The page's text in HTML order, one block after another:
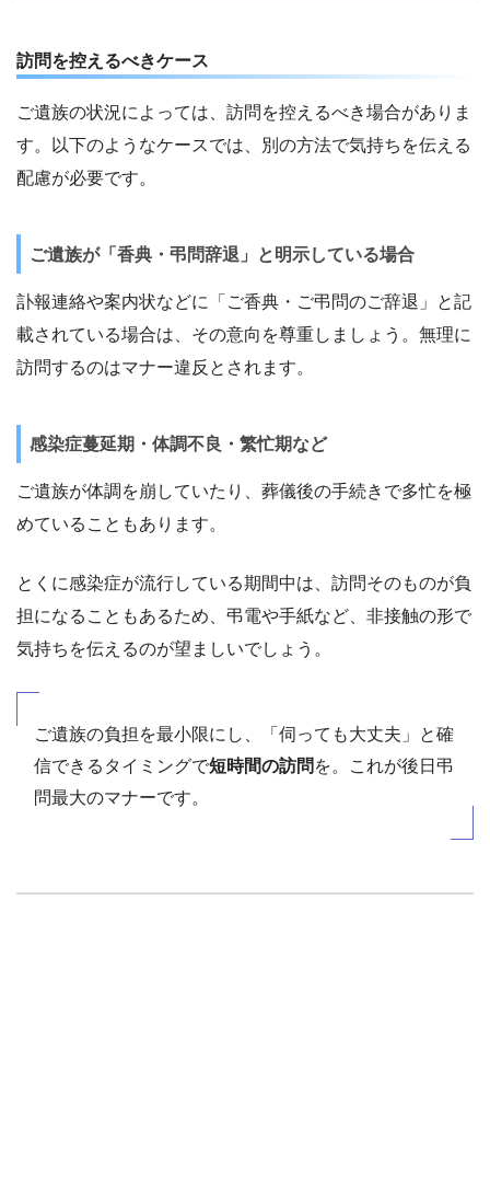
訪問を控えるべきケース
ご遺族の状況によっては、訪問を控えるべき場合がありま
す。以下のようなケースでは、別の方法で気持ちを伝える
配慮が必要です。
ご遺族が「香典・弔問辞退」と明示している場合
訃報連絡や案内状などに「ご香典・ご弔問のご辞退」と記
載されている場合は、その意向を尊重しましょう。無理に
訪問するのはマナー違反とされます。
感染症蔓延期・体調不良・繁忙期など
ご遺族が体調を崩していたり、葬儀後の手続きで多忙を極
めていることもあります。
とくに感染症が流行している期間中は、訪問そのものが負
担になることもあるため、弔電や手紙など、非接触の形で
気持ちを伝えるのが望ましいでしょう。
ご遺族の負担を最小限にし、「伺っても大丈夫」と確
信できるタイミングで短時間の訪問 を。これが後日弔
問最大のマナーです。